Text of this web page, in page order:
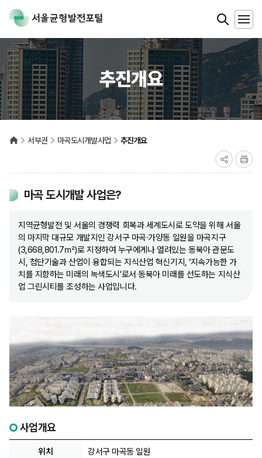
추진개요
서부권 마곡도시개발사업 추진개요
마곡 도시개발 사업은?
지역균형발전 및 서울의 경쟁력 회복과 세계도시로 도약을 위해 서울
의 마지막 대규모 개발지인 강서구 마곡·가양동 일원을 마곡지구
(3,668,801.7㎡)로 지정하여 누구에게나 열려있는 동북아 관문도
시, 첨단기술과 산업이 융합되는 지식산업 혁신기지, ‘지속가능한 가
치를 지향하는 미래의 녹색도시’로서 동북아 미래를 선도하는 지식산
업 그린시티를 조성하는 사업입니다.
사업개요
위치 강서구 마곡동 일원